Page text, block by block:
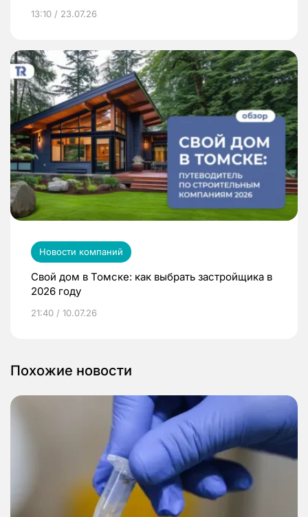
13:10 / 23.07.26
Новости компаний
Свой дом в Томске: как выбрать застройщика в
2026 году
21:40 / 10.07.26
Похожие новости